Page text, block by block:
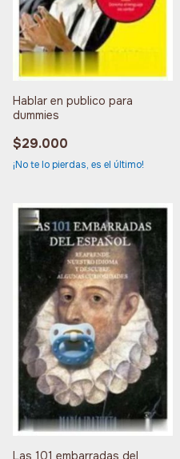
Hablar en publico para
dummies
$29.000
¡No te lo pierdas, es el último!
Las 101 embarradas del